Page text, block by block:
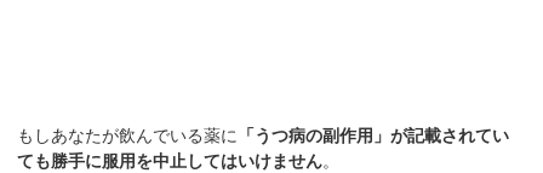
もしあなたが飲んでいる薬に 「うつ病の副作用」が記載されてい
ても勝手に服用を中止してはいけません。